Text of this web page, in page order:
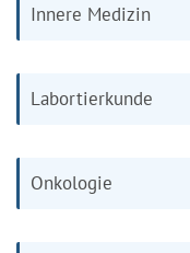
Innere Medizin
Labortierkunde
Onkologie